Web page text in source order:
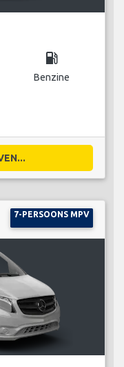
local_gas_station
Benzine
7-PERSOONS MPV